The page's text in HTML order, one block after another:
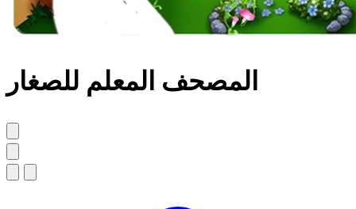
المصحف المعلم للصغار